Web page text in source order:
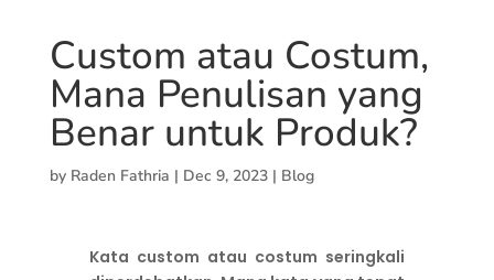
Custom atau Costum,
Mana Penulisan yang
Benar untuk Produk?
by Raden Fathria | Dec 9, 2023| Blog
Kata custom atau costum seringkali